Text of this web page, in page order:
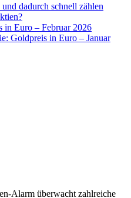
dadurch schnell zählen
in Euro – Februar 2026
Goldpreis in Euro – Januar
Alarm überwacht zahlreiche